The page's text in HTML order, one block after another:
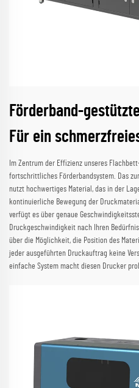
Förderband-
Für ein
Im Zentrum der Effizienz unseres
fortschrittliches Förderbandsystem. Das
nutzt hochwertiges Material, das in der
kontinuierliche Bewegung der
verfügt es über genaue
Druckgeschwindigkeit nach Ihren
über die Möglichkeit, die Position des
jeder ausgeführten Druckauftrag keine
einfache System macht diesen Drucker